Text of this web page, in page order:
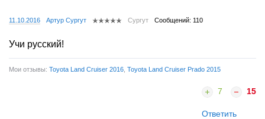
11.10.2016 Артур Сургут Сургут Сообщений: 110
Учи русский!
Мои отзывы: Toyota Land Cruiser 2016 Toyota Land Cruiser Prado 2015
7 15
Ответить